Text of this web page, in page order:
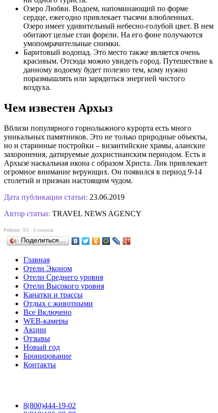
Озеро Любви. Водоем, напоминающий по форме
сердце, ежегодно привлекает тысячи влюбленных.
Озеро имеет удивительный небесно-голубой цвет. В нем
обитают целые стаи форели. На его фоне получаются
умопомрачительные снимки.
Баритовый водопад. Это место также является очень
красивым. Отсюда можно увидеть город. Путешествие к
данному водоему будет полезно тем, кому нужно
поразмышлять или зарядиться энергией чистого
воздуха.
Чем известен Архыз
Вблизи популярного горнолыжного курорта есть много
уникальных памятников. Это не только природные объекты,
но и старинные постройки – византийские храмы, аланские
захоронения, датируемые дохристианским периодом. Есть в
Архызе наскальная икона с образом Христа. Лик привлекает
огромное внимание верующих. Он появился в период 9-14
столетий и признан настоящим чудом.
Дата публикации статьи: 23.06.2019
Автор статьи: TRAVEL NEWS AGENCY
Рейтинг: 0/5 - 0 голосов
Поделиться…
Главная
Отели Эконом
Отели Среднего уровня
Отели Высокого уровня
Канатки и трассы
Отдых с животными
Все Включено
WEB-камеры
Акции
Отзывы
Новый год
Бронирование
Контакты
8(800)444-19-02